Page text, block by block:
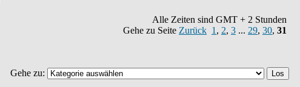
Alle Zeiten sind GMT + 2 Stunden
Gehe zu Seite Zurück 1 , 2, 3 ... 29, 30, 31
Gehe zu: